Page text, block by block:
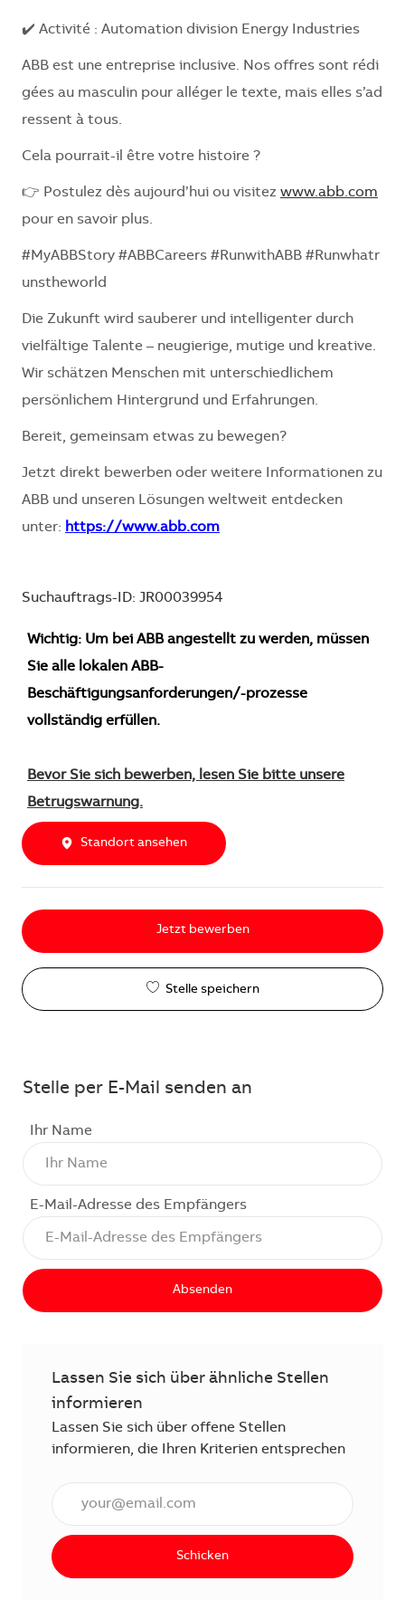
✔️ Activité : Automation division Energy Industries
ABB est une entreprise inclusive. Nos offres sont rédi
gées au masculin pour alléger le texte, mais elles s’ad
ressent à tous.
Cela pourrait-il être votre histoire ?
👉 Postulez dès aujourd’hui ou visitez www.abb.com
pour en savoir plus.
#MyABBStory #ABBCareers #RunwithABB #Runwhatr
unstheworld
Die Zukunft wird sauberer und intelligenter durch
vielfältige Talente – neugierige, mutige und kreative.
Wir schätzen Menschen mit unterschiedlichem
persönlichem Hintergrund und Erfahrungen.
Bereit, gemeinsam etwas zu bewegen?
Jetzt direkt bewerben oder weitere Informationen zu
ABB und unseren Lösungen weltweit entdecken
unter: https://www.abb.com
Suchauftrags-ID: JR00039954
Wichtig: Um bei ABB angestellt zu werden, müssen
Sie alle lokalen ABB-
Beschäftigungsanforderungen/-prozesse
vollständig erfüllen.
Bevor Sie sich bewerben, lesen Sie bitte unsere
Betrugswarnung.
Standort ansehen
Jetzt bewerben
Stelle speichern
Stelle per E-Mail senden an
Ihr Name
E-Mail-Adresse des Empfängers
Absenden
Lassen Sie sich über ähnliche Stellen
informieren
Lassen Sie sich über offene Stellen
informieren, die Ihren Kriterien entsprechen
Schicken